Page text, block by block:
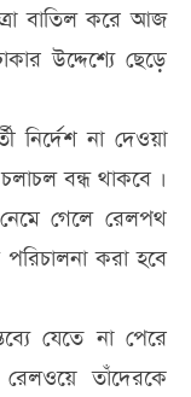
বাতিল করে আজ
উদ্দেশ্যে ছেড়ে
না দেওয়া
চলাচল বন্ধ থাকবে ।
গেলে রেলপথ
পরিচালনা করা হবে
যেতে না পেরে
তাঁদেরকে